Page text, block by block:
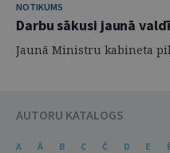
NOTIKUMS
Darbu sākusi jaunā
Jaunā Ministru kabineta
AUTORU KATALOGS
A Ā B C Č D E